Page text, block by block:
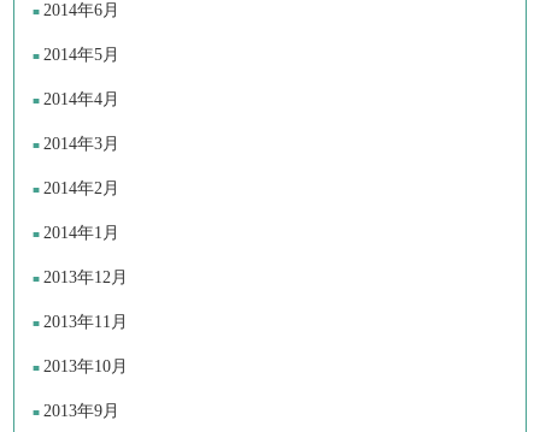
2014年6月
2014年5月
2014年4月
2014年3月
2014年2月
2014年1月
2013年12月
2013年11月
2013年10月
2013年9月